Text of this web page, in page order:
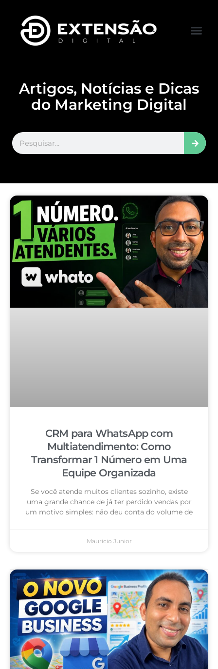
Artigos, Notícias e Dicas
do Marketing Digital
CRM para WhatsApp com
Multiatendimento: Como
Transformar 1 Número em Uma
Equipe Organizada
Se você atende muitos clientes sozinho, existe
uma grande chance de já ter perdido vendas por
um motivo simples: não deu conta do volume de
Mauricio Junior